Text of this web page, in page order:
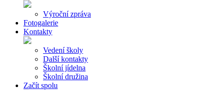
Výroční zpráva
Fotogalerie
Kontakty
Vedení školy
Další kontakty
Školní jídelna
Školní družina
Začít spolu